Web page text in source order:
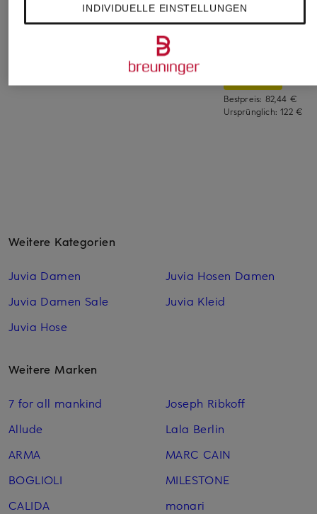
Sweatshirt JUDI
Sweatshirt RIANE
59,99 €
Bestpreis: 82,44 €
Ursprünglich:122 €
Weitere Kategorien
Juvia Damen
Juvia Damen Sale
Juvia Hose
Juvia Hosen Damen
Juvia Kleid
Weitere Marken
7 for all mankind
Allude
ARMA
BOGLIOLI
CALIDA
Joseph Ribkoff
Lala Berlin
MARC CAIN
MILESTONE
monari
INDIVIDUELLE EINSTELLUNGEN